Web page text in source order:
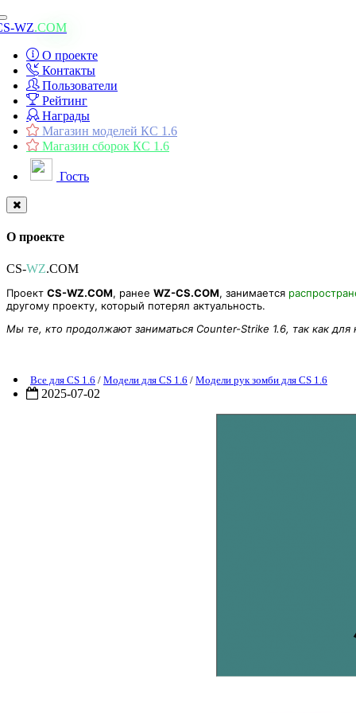
Toggle
navigation
WZ.COM
О проекте
Контакты
Пользователи
Рейтинг
Награды
Магазин моделей КС 1.6
Магазин сборок КС 1.6
Гость
О проекте
CS-WZ.COM
Проект CS-WZ.COM, ранее WZ-CS.COM, занимается
другому проекту, который потерял актуальность.
Мы те, кто продолжают заниматься Counter-Strike 1.6, так как для
Все для CS 1.6 / Модели для CS 1.6 / Модели рук зомби для CS 1.6
2025-07-02